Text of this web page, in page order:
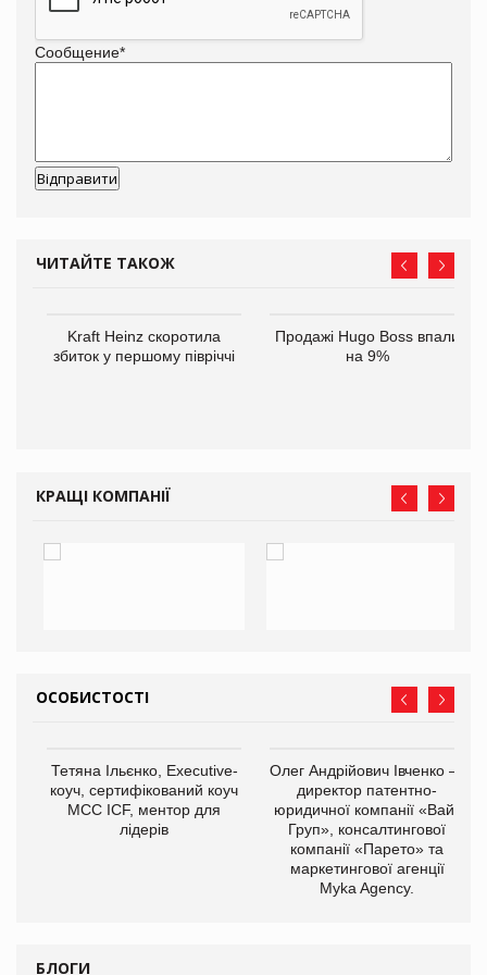
Сообщение*
ЧИТАЙТЕ ТАКОЖ
Kraft Heinz скоротила
збиток у першому півріччі
Продажі Hugo Boss впали
на 9%
КРАЩІ КОМПАНІЇ
ОСОБИСТОСТІ
Тетяна Ільєнко, Executive-
коуч, сертифікований коуч
МСС ICF, ментор для
лідерів
Олег Андрійович Івченко —
директор патентно-
юридичної компанії «Вайз
Груп», консалтингової
компанії «Парето» та
маркетингової агенції
Myka Agency.
БЛОГИ